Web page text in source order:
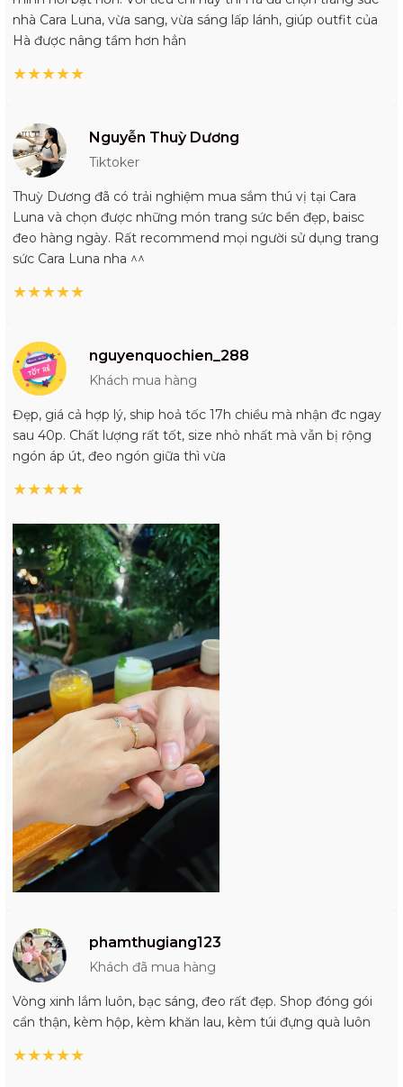
nhà Cara Luna, vừa sang, vừa sáng lấp lánh, giúp outfit của
Hà được nâng tầm hơn hẳn
★★★★★
Nguyễn Thuỳ Dương
Tiktoker
Thuỳ Dương đã có trải nghiệm mua sắm thú vị tại Cara
Luna và chọn được những món trang sức bền đẹp, baisc
đeo hàng ngày. Rất recommend mọi người sử dụng trang
sức Cara Luna nha ^^
★★★★★
nguyenquochien_288
Khách mua hàng
Đẹp, giá cả hợp lý, ship hoả tốc 17h chiều mà nhận đc ngay
sau 40p. Chất lượng rất tốt, size nhỏ nhất mà vẫn bị rộng
ngón áp út, đeo ngón giữa thì vừa
★★★★★
phamthugiang123
Khách đã mua hàng
Vòng xinh lắm luôn, bạc sáng, đeo rất đẹp. Shop đóng gói
cẩn thận, kèm hộp, kèm khăn lau, kèm túi đựng quà luôn
★★★★★